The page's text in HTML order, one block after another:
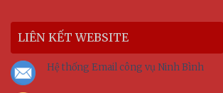
LIÊN KẾT WEBSITE
Hệ thống Email công vụ Ninh Bình